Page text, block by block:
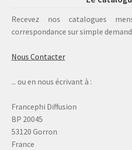
Recevez nos catalogues
correspondance sur simple
Nous Contacter
... ou en nous écrivant à :
Francephi Diffusion
BP 20045
53120 Gorron
France